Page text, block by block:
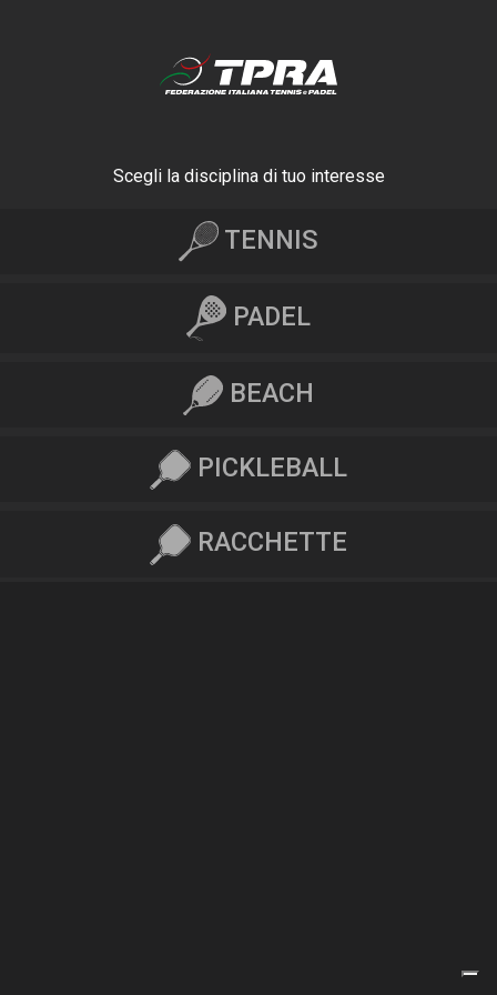
Scegli la disciplina di tuo interesse
TENNIS
PADEL
BEACH
PICKLEBALL
RACCHETTE